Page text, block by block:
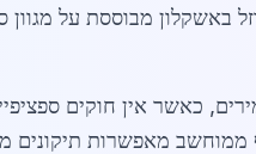
מבוססת על מגוון
כאשר אין חוקים
ממוחשב מאפשרות תיקונים